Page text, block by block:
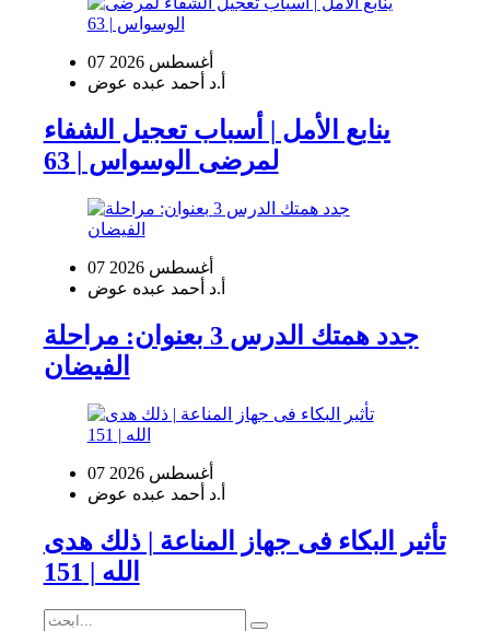
07 أغسطس 2026
أ.د أحمد عبده عوض
ينابع الأمل | أسباب تعجيل الشفاء
لمرضى الوسواس | 63
07 أغسطس 2026
أ.د أحمد عبده عوض
جدد همتك الدرس 3 بعنوان: مراحلة
الفيضان
07 أغسطس 2026
أ.د أحمد عبده عوض
تأثير البكاء فى جهاز المناعة | ذلك هدى
الله | 151